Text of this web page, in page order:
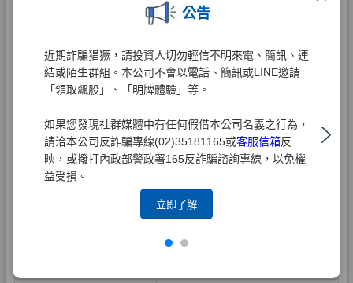
公告
近期詐騙猖獗，請投資人切勿輕信不明來電、簡訊、連
結或陌生群組。本公司不會以電話、簡訊或LINE邀請
「領取飆股」、「明牌體驗」等。
如果您發現社群媒體中有任何假借本公司名義之行為，
請洽本公司反詐騙專線(02)35181165或客服信箱反
映，或撥打內政部警政署165反詐騙諮詢專線，以免權
益受損。
立即了解